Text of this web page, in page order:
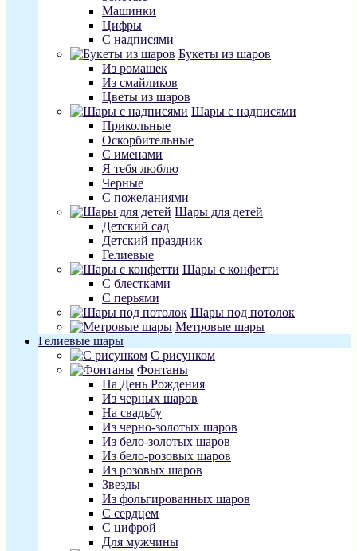
Машинки
Цифры
С надписями
Букеты из шаров
Из ромашек
Из смайликов
Цветы из шаров
Шары с надписями
Прикольные
Оскорбительные
С именами
Я тебя люблю
Черные
С пожеланиями
Шары для детей
Детский сад
Детский праздник
Гелиевые
Шары с конфетти
С блестками
С перьями
Шары под потолок
Метровые шары
Гелиевые шары
С рисунком
Фонтаны
На День Рождения
Из черных шаров
На свадьбу
Из черно-золотых шаров
Из бело-золотых шаров
Из бело-розовых шаров
Из розовых шаров
Звезды
Из фольгированных шаров
С сердцем
С цифрой
Для мужчины